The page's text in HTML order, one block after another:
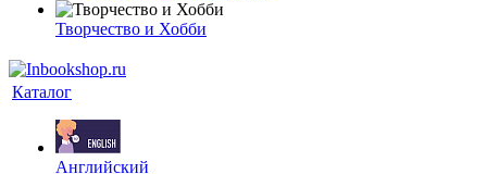
Творчество и Хобби
Каталог
Английский